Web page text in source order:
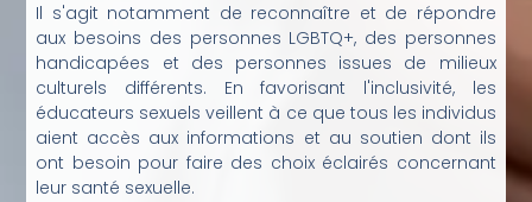
Il s'agit notamment de reconnaître et de répondre
aux besoins des personnes LGBTQ+, des personnes
handicapées et des personnes issues de milieux
culturels différents. En favorisant l'inclusivité, les
éducateurs sexuels veillent à ce que tous les individus
aient accès aux informations et au soutien dont ils
ont besoin pour faire des choix éclairés concernant
leur santé sexuelle.